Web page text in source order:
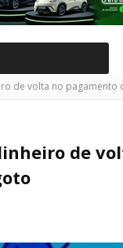
de volta no
de